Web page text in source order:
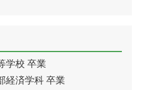
学校 卒業
経済学科 卒業